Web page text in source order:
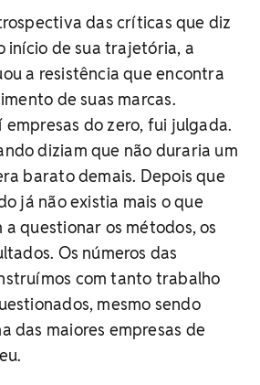
das críticas que diz
início de sua trajetória, a
a resistência que encontra
de suas marcas.
do zero, fui julgada.
diziam que não duraria um
barato demais. Depois que
já não existia mais o que
questionar os métodos, os
Os números das
com tanto trabalho
mesmo sendo
das maiores empresas de